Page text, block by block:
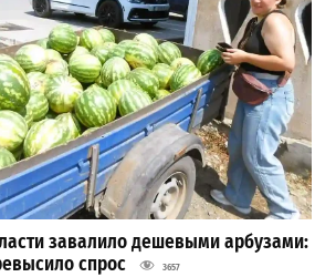
завалило дешевыми арбузами:
спрос
3657